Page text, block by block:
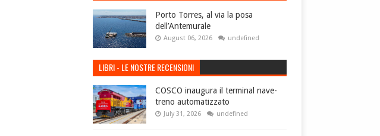
Porto Torres, al via la posa
dell’Antemurale
August 06, 2026 undefined
LIBRI - LE NOSTRE RECENSIONI
COSCO inaugura il terminal nave-
treno automatizzato
July 31, 2026 undefined